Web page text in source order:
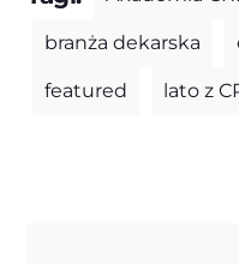
branża dekarska
featured lato z